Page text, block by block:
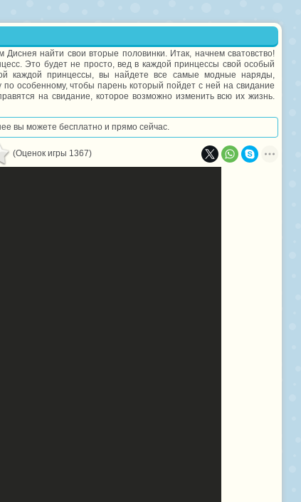
найти свои вторые половинки. Итак, начнем сватовство!
Это будет не просто, вед в каждой принцессы свой особый
каждой принцессы, вы найдете все самые модные наряды,
особенному, чтобы парень который пойдет с ней на свидание
на свидание, которое возможно изменить всю их жизнь.
вы можете бесплатно и прямо сейчас.
(Оценок игры 1367)